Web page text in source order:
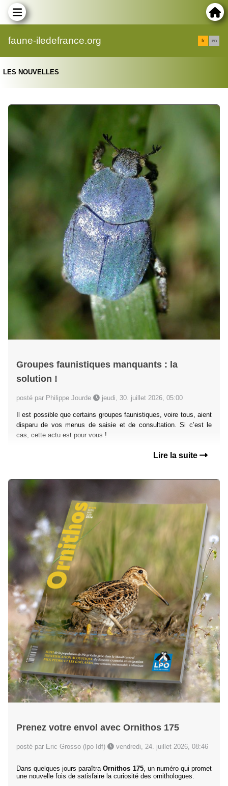
faune-iledefrance.org fr en
LES NOUVELLES
Groupes faunistiques manquants : la
solution !
posté par Philippe Jourde jeudi, 30. juillet 2026, 05:00
Il est possible que certains groupes faunistiques, voire tous, aient
disparu de vos menus de saisie et de consultation. Si c’est le
cas, cette actu est pour vous !
Lire la suite
Prenez votre envol avec Ornithos 175
posté par Eric Grosso (lpo Idf) vendredi, 24. juillet 2026, 08:46
Dans quelques jours paraîtraOrnithos 175, un numéro qui promet
une nouvelle fois de satisfaire la curiosité des ornithologues.